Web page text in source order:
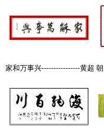
家和万事兴----------------黄超
【书法作品】